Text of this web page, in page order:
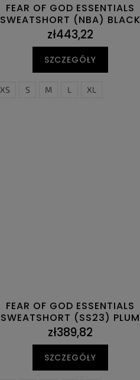
FEAR OF GOD ESSENTIALS
SWEATSHORT (NBA) BLACK
zł443,22
SZCZEGÓŁY
XS S M L XL
FEAR OF GOD ESSENTIALS
SWEATSHORT (SS23) PLUM
zł389,82
SZCZEGÓŁY